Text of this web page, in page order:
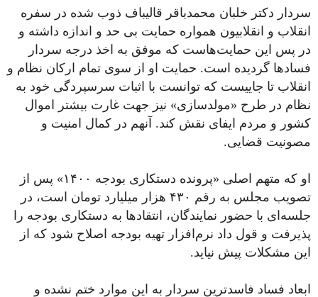
‏سردار دکتر خلبان محمدباقر قالیباف ذوب شده در سفره
انقلاب و انقلابیون همواره حمایت بی حد و اندازه داشته و
در پس این حمایت‌هاست که موفق به اخذ درجه سردار
فسادها گردیده‌ است. حمایت او از سوی تمام ارکان نظام و
انقلاب تا جاییست که توانست با اثبات سرسپردگی خود به
نظام در طرح ‎«مولدسازی» نیز جهت غارت بیشتر اموال
کشور و مردم ایفای نقش کند. آنهم در کمال امنیت و
مصونیت قضایی.
او که متهم اصلی «پرونده دستکاری بودجه ۱۴۰۰» پس از
تصویب مجلس به رقم ۴۳۰ هزار میلیارد تومان است، در
جلسه‌ای با حضور نمایندگان، انتقادها به دستکاری بودجه را
پذیرفت و قول داد نرم‌افزار تهیه بودجه اصلاح شود که از
این مشکلات پیش نیاید.
ابعاد فساد فاسدترین سردار به این موارد ختم نشده و